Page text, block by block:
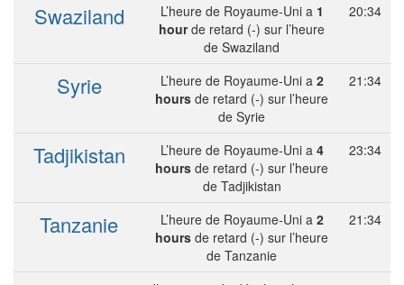
Swaziland L’heure de Royaume-Uni a 1
hourde retard (-) sur l’heure
de Swaziland
20:34
Syrie L’heure de Royaume-Uni a 2
hours de retard (-) sur l’heure
de Syrie
21:34
Tadjikistan L’heure de Royaume-Uni a 4
hours de retard (-) sur l’heure
de Tadjikistan
23:34
Tanzanie L’heure de Royaume-Uni a 2
hours de retard (-) sur l’heure
de Tanzanie
21:34